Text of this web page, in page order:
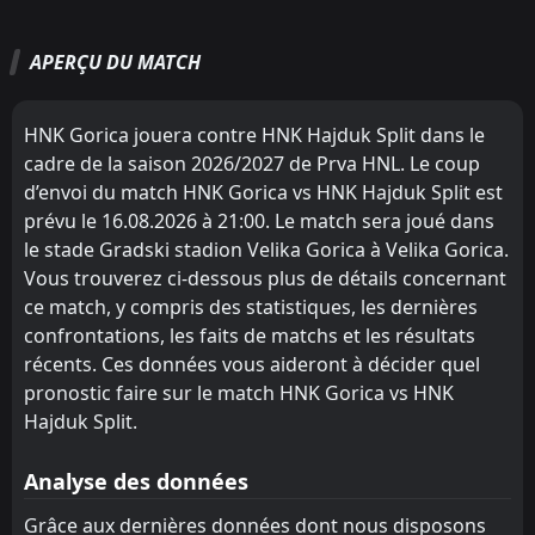
19:00
23
Pafos
18:30
16 Jul
HNK Hajduk Split
1
L
FT
18:00
09Jul
HNK Hajduk Split
Žilina
2
0
W
FT
01Jul
Celje
HNK Hajduk Split
0
1
16:15
27Jun
LNZ Cherkasy
HNK Hajduk Split
1
FT
16:15
HNK Hajduk Split
W
4 HNK Rijeka
NK Osijek 0 0
3 NK Lokomotiva Zagreb 0 0 0 0 0
6 Istra 1961 1 0 0 1 0
7 HNK Hajduk Split 0 0 0 0 0
8 Rudes 0 0 0 0
9 NK Slaven Belupo 0 0 0 0
10 HNK Gorica
3 NK Lokomotiva Zagreb
HNK Rijeka 0 0
5 NK Varazdin 0 0 0 0 0
6 Istra 1961 0 0 0 0 0
7 HNK Hajduk Split 1 0 0 1 0
8 Rudes 1 0 0 1
9 NK Slaven Belupo 1 0 0 1
10 HNK Gorica
APERÇU DU MATCH
HNK Gorica jouera contre HNK Hajduk Split dans le
cadre de la saison 2026/2027 de Prva HNL. Le coup
d’envoi du match HNK Gorica vs HNK Hajduk Split est
prévu le 16.08.2026 à 21:00. Le match sera joué dans
le stade Gradski stadion Velika Gorica à Velika Gorica.
Vous trouverez ci-dessous plus de détails concernant
ce match, y compris des statistiques, les dernières
confrontations, les faits de matchs et les résultats
récents. Ces données vous aideront à décider quel
pronostic faire sur le match HNK Gorica vs HNK
Hajduk Split.
Analyse des données
Grâce aux dernières données dont nous disposons